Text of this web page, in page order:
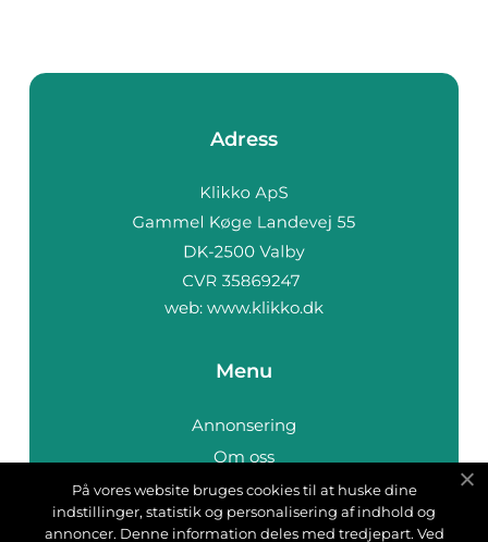
Adress
web: www.klikko.dk
Menu
Annonsering
Om oss
Cookies
Kontakta oss
På vores website bruges cookies til at huske dine
indstillinger, statistik og personalisering af indhold og
annoncer. Denne information deles med tredjepart. Ved